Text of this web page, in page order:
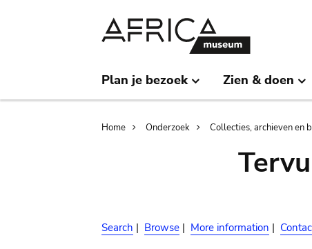
Plan je bezoek Zien & doen
Breadcrumb
Home Onderzoek Collecties, archieven en
Search | Browse | More information |